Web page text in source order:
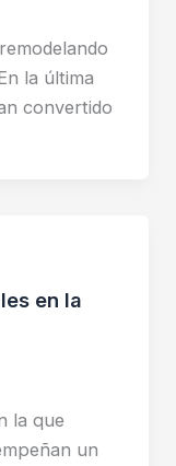
la última
convertido
en la
la que
un